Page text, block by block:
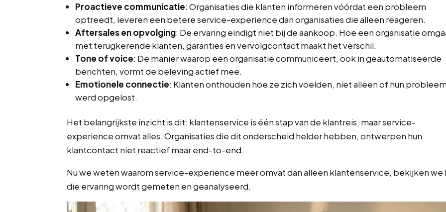
Proactieve communicatie: Organisaties die klanten informeren vóórdat een probleem
optreedt, leveren een betere service-experience dan organisaties die alleen reageren.
Aftersales en opvolging: De ervaring eindigt niet bij de aankoop. Hoe een organisatie
met terugkerende klanten, garanties en vervolgcontact maakt het verschil.
Tone of voice: De manier waarop een organisatie communiceert, ook in geautomatiseerde
berichten, vormt de beleving actief mee.
Emotionele connectie: Klanten onthouden hoe ze zich voelden, niet alleen of hun probleem
werd opgelost.
Het belangrijkste inzicht is dit: klantenservice is één stap van de klantreis, maar service-
experience omvat alles. Organisaties die dit onderscheid helder hebben, ontwerpen hun
klantcontact niet reactief maar end-to-end.
Nu we weten waarom service-experience meer omvat dan alleen klantenservice, bekijken we
die ervaring wordt gemeten en geanalyseerd.